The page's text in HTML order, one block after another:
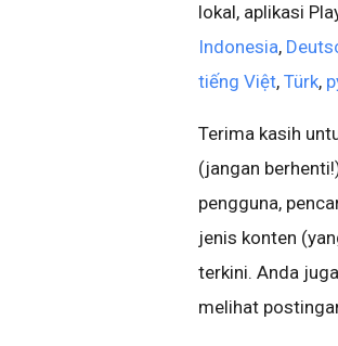
lokal, aplikasi
Indonesia,
tiếng Việt, Türk,
Terima kasih
(jangan
pengguna,
jenis konten
terkini. Anda
melihat